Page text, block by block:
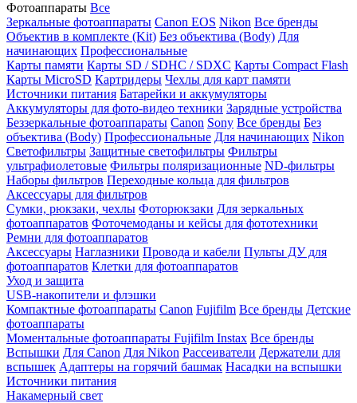
Фотоаппараты Все
Зеркальные фотоаппараты Canon EOS Nikon Все бренды
Объектив в комплекте (Kit) Без объектива (Body) Для
начинающих Профессиональные
Карты памяти Карты SD / SDHC / SDXC Карты Compact Flash
Карты MicroSD Картридеры Чехлы для карт памяти
Источники питания Батарейки и аккумуляторы
Аккумуляторы для фото-видео техники Зарядные устройства
Беззеркальные фотоаппараты Canon Sony Все бренды Без
объектива (Body) Профессиональные Для начинающих Nikon
Светофильтры Защитные светофильтры Фильтры
ультрафиолетовые Фильтры поляризационные ND-фильтры
Наборы фильтров Переходные кольца для фильтров
Аксессуары для фильтров
Сумки, рюкзаки, чехлы Фоторюкзаки Для зеркальных
фотоаппаратов Фоточемоданы и кейсы для фототехники
Ремни для фотоаппаратов
Аксессуары Наглазники Провода и кабели Пульты ДУ для
фотоаппаратов Клетки для фотоаппаратов
Уход и защита
USB-накопители и флэшки
Компактные фотоаппараты Canon Fujifilm Все бренды Детские
фотоаппараты
Моментальные фотоаппараты Fujifilm Instax Все бренды
Вспышки Для Canon Для Nikon Рассеиватели Держатели для
вспышек Адаптеры на горячий башмак Насадки на вспышки
Источники питания
Накамерный свет